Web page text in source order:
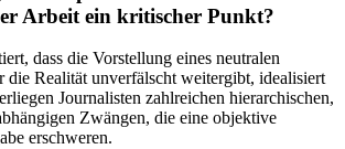
Arbeit ein kritischer Punkt?
dass die Vorstellung eines neutralen
die Realität unverfälscht weitergibt, idealisiert
Journalisten zahlreichen hierarchischen,
Zwängen, die eine objektive
erschweren.